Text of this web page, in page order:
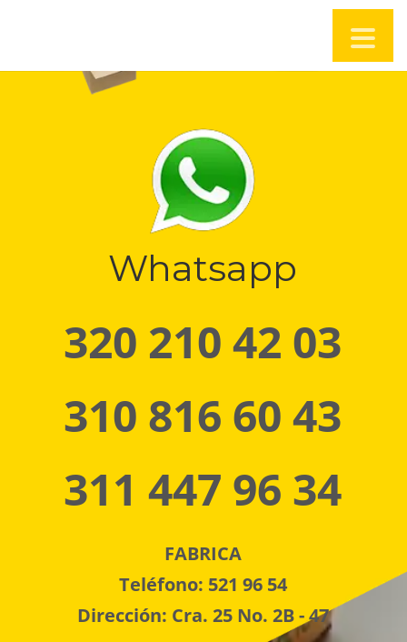
Whatsapp
320 210 42 03
310 816 60 43
311 447 96 34
FABRICA
Teléfono: 521 96 54
Dirección: Cra. 25 No. 2B - 47